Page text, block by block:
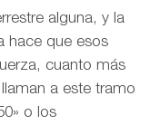
alguna, y la
hace que esos
cuanto más
a este tramo
o los